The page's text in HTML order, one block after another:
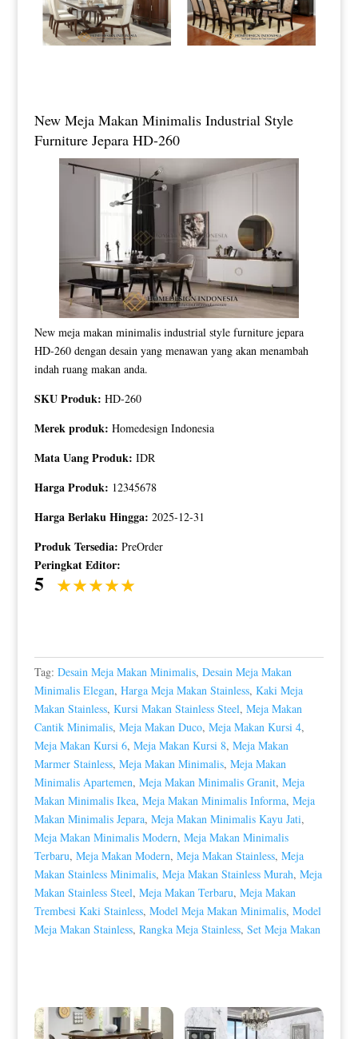
New Meja Makan Minimalis Industrial Style
Furniture Jepara HD-260
New meja makan minimalis industrial style furniture jepara
HD-260 dengan desain yang menawan yang akan menambah
indah ruang makan anda.
SKU Produk: HD-260
Merek produk: Homedesign Indonesia
Mata Uang Produk: IDR
Harga Produk: 12345678
Harga Berlaku Hingga: 2025-12-31
Produk Tersedia: PreOrder
Peringkat Editor:
5
Tag: Desain Meja Makan Minimalis, Desain Meja Makan
Minimalis Elegan, Harga Meja Makan Stainless, Kaki Meja
Makan Stainless, Kursi Makan Stainless Steel, Meja Makan
Cantik Minimalis, Meja Makan Duco, Meja Makan Kursi 4,
Meja Makan Kursi 6, Meja Makan Kursi 8, Meja Makan
Marmer Stainless, Meja Makan Minimalis, Meja Makan
Minimalis Apartemen, Meja Makan Minimalis Granit, Meja
Makan Minimalis Ikea, Meja Makan Minimalis Informa, Meja
Makan Minimalis Jepara, Meja Makan Minimalis Kayu Jati,
Meja Makan Minimalis Modern, Meja Makan Minimalis
Terbaru, Meja Makan Modern, Meja Makan Stainless, Meja
Makan Stainless Minimalis, Meja Makan Stainless Murah, Meja
Makan Stainless Steel, Meja Makan Terbaru, Meja Makan
Trembesi Kaki Stainless, Model Meja Makan Minimalis, Model
Meja Makan Stainless, Rangka Meja Stainless, Set Meja Makan